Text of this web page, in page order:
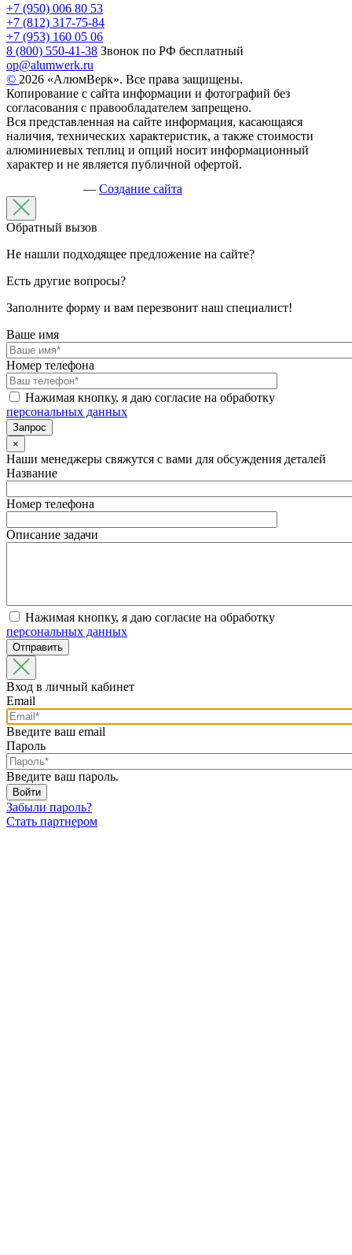
+7 (950) 006 80 53
+7 (812) 317-75-84
+7 (953) 160 05 06
8 (800) 550-41-38 Звонок по РФ бесплатный
op@alumwerk.ru
© 2026 «АлюмВерк». Все права защищены.
Копирование с сайта информации и фотографий без
согласования с правообладателем запрещено.
Вся представленная на сайте информация, касающаяся
наличия, технических характеристик, а также стоимости
алюминиевых теплиц и опций носит информационный
характер и не является публичной офертой.
— Создание сайта
Обратный вызов
Не нашли подходящее предложение на сайте?
Есть другие вопросы?
Заполните форму и вам перезвонит наш специалист!
Ваше имя
Номер телефона
Нажимая кнопку, я даю согласие на обработку
персональных данных
×
Наши менеджеры свяжутся с вами для обсуждения деталей
Название
Номер телефона
Описание задачи
Нажимая кнопку, я даю согласие на обработку
персональных данных
Вход в личный кабинет
Email
Введите ваш email
Пароль
Введите ваш пароль.
Забыли пароль?
Стать партнером